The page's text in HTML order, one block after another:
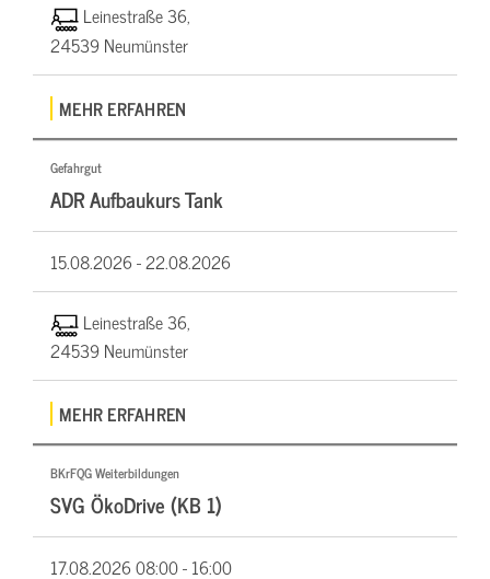
Leinestraße 36,
24539 Neumünster
MEHR ERFAHREN
Gefahrgut
ADR Aufbaukurs Tank
15.08.2026 -22.08.2026
Leinestraße 36,
24539 Neumünster
MEHR ERFAHREN
BKrFQG Weiterbildungen
SVG ÖkoDrive (KB 1)
17.08.202608:00 - 16:00